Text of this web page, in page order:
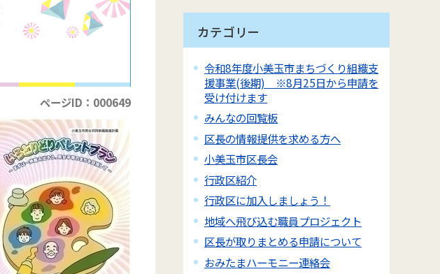
ページID：000649
カテゴリー
令和8年度小美玉市まちづくり組織支
援事業(後期) ※8月25日から申請を
受け付けます
みんなの回覧板
区長の情報提供を求める方へ
小美玉市区長会
行政区紹介
行政区に加入しましょう！
地域へ飛び込む職員プロジェクト
区長が取りまとめる申請について
おみたまハーモニー連絡会